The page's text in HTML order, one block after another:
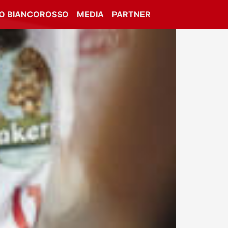
BIANCOROSSO MEDIA PARTNER